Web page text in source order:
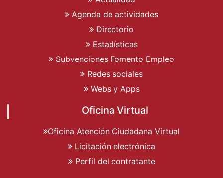
Agenda de actividades
Directorio
Estadísticas
Subvenciones Fomento Empleo
Redes sociales
Webs y Apps
Oficina Virtual
Oficina Atención Ciudadana Virtual
Licitación electrónica
Perfil del contratante